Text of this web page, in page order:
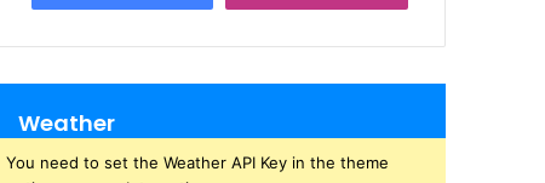
Weather
You need to set the Weather API Key in the theme